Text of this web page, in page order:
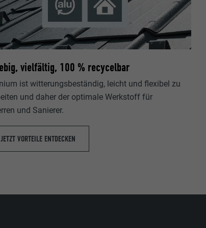
vielfältig, 100 % recycelbar
ist witterungsbeständig, leicht und flexibel zu
und daher der optimale Werkstoff für
und Sanierer.
JETZT VORTEILE ENTDECKEN
Sie